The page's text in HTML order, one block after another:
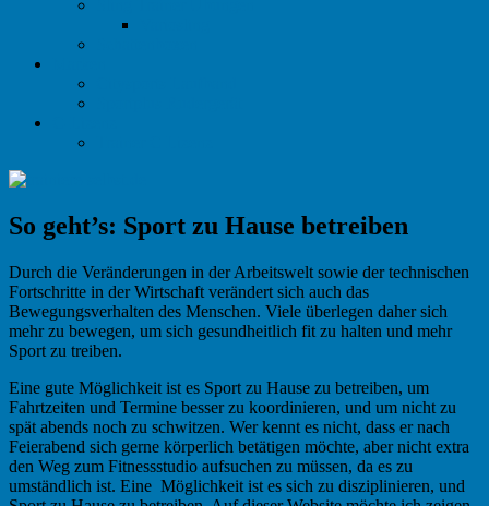
So geht’s: Sport zu Hause betreiben
Durch die Veränderungen in der Arbeitswelt sowie der technischen
Fortschritte in der Wirtschaft verändert sich auch das
Bewegungsverhalten des Menschen. Viele überlegen daher sich
mehr zu bewegen, um sich gesundheitlich fit zu halten und mehr
Sport zu treiben.
Eine gute Möglichkeit ist es Sport zu Hause zu betreiben, um
Fahrtzeiten und Termine besser zu koordinieren, und um nicht zu
spät abends noch zu schwitzen. Wer kennt es nicht, dass er nach
Feierabend sich gerne körperlich betätigen möchte, aber nicht extra
den Weg zum Fitnessstudio aufsuchen zu müssen, da es zu
umständlich ist. Eine Möglichkeit ist es sich zu disziplinieren, und